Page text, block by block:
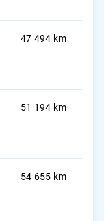
47 494 km
51 194 km
54 655 km